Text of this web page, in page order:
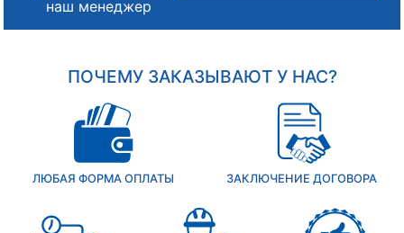
наш менеджер
ПОЧЕМУ ЗАКАЗЫВАЮТ У НАС?
ЛЮБАЯ ФОРМА ОПЛАТЫ ЗАКЛЮЧЕНИЕ ДОГОВОРА